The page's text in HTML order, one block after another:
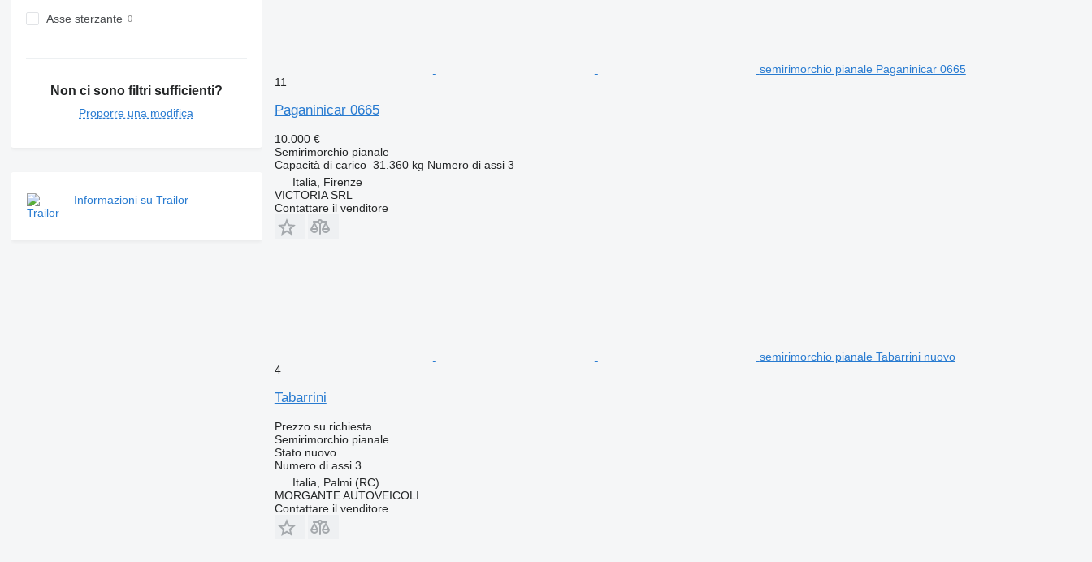
Asse sterzante
Non ci sono filtri sufficienti?
Proporre una modifica
Informazioni su Trailor
semirimorchio pianale Paganinicar 0665
11
Paganinicar 0665
10.000 €
Semirimorchio pianale
Capacità di carico 31.360 kg Numero di assi 3
Italia, Firenze
VICTORIA SRL
Contattare il venditore
semirimorchio pianale Tabarrini nuovo
4
Tabarrini
Prezzo su richiesta
Semirimorchio pianale
Statonuovo
Numero di assi 3
Italia, Palmi (RC)
MORGANTE AUTOVEICOLI
Contattare il venditore